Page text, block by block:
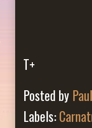
T+
Posted by
Labels: